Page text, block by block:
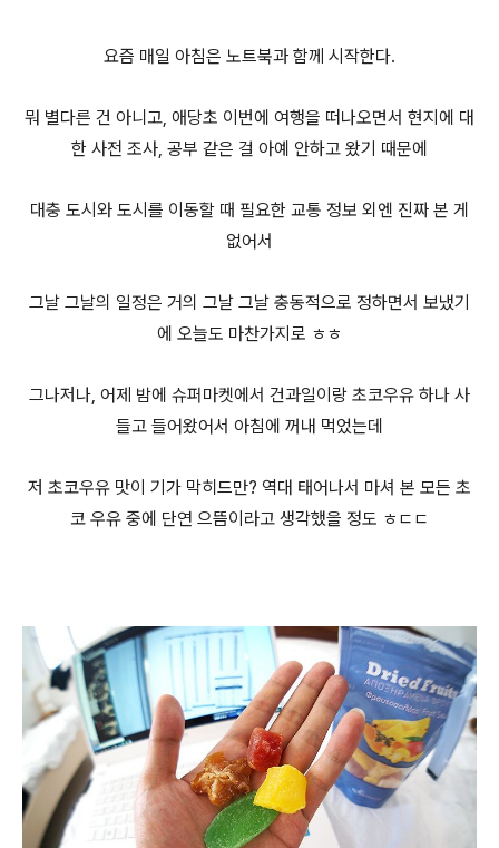
요즘 매일 아침은 노트북과 함께 시작한다.
뭐 별다른 건 아니고, 애당초 이번에 여행을 떠나오면서 현지에 대
한 사전 조사, 공부 같은 걸 아예 안하고 왔기 때문에
대충 도시와 도시를 이동할 때 필요한 교통 정보 외엔 진짜 본 게
없어서
그날 그날의 일정은 거의 그날 그날 충동적으로 정하면서 보냈기
에 오늘도 마찬가지로 ㅎㅎ
그나저나, 어제 밤에 슈퍼마켓에서 건과일이랑 초코우유 하나 사
들고 들어왔어서 아침에 꺼내 먹었는데
저 초코우유 맛이 기가 막히드만? 역대 태어나서 마셔 본 모든 초
코 우유 중에 단연 으뜸이라고 생각했을 정도 ㅎㄷㄷ